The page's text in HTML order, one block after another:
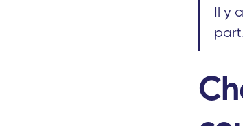
Il y